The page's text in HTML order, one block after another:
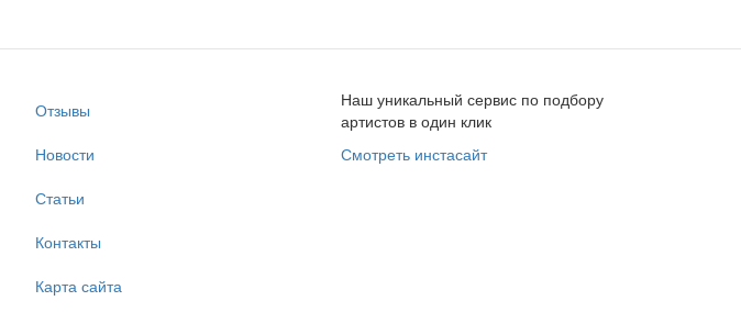
Отзывы
Новости
Статьи
Контакты
Карта сайта
Наш уникальный сервис по подбору
артистов в один клик
Смотреть инстасайт